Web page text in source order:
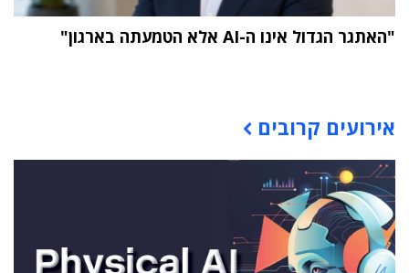
"האתגר הגדול אינו ה-AI אלא הטמעתה בארגון"
אירועים קרובים